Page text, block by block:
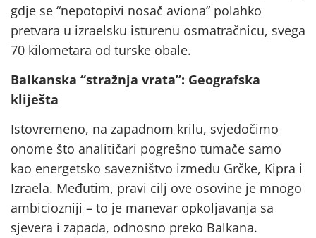
gdje se “nepotopivi nosač aviona” polahko
pretvara u izraelsku isturenu osmatračnicu, svega
70 kilometara od turske obale.
Balkanska “stražnja vrata”: Geografska
kliješta
Istovremeno, na zapadnom krilu, svjedočimo
onome što analitičari pogrešno tumače samo
kao energetsko savezništvo između Grčke, Kipra i
Izraela. Međutim, pravi cilj ove osovine je mnogo
ambiciozniji – to je manevar opkoljavanja sa
sjevera i zapada, odnosno preko Balkana.